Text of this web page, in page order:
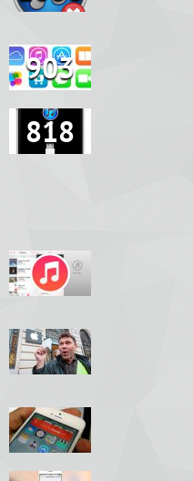
903
818